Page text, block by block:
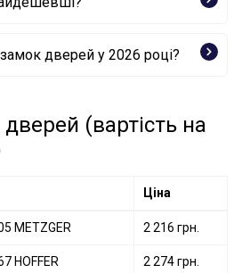
BOGAP
дверей у 2026 році?
FEBI BILSTEIN
FEBI BILSTEIN
01-020434P BLIC
(вартість на
Ціна
METZGER 2 216 грн.
HOFFER 2 274 грн.